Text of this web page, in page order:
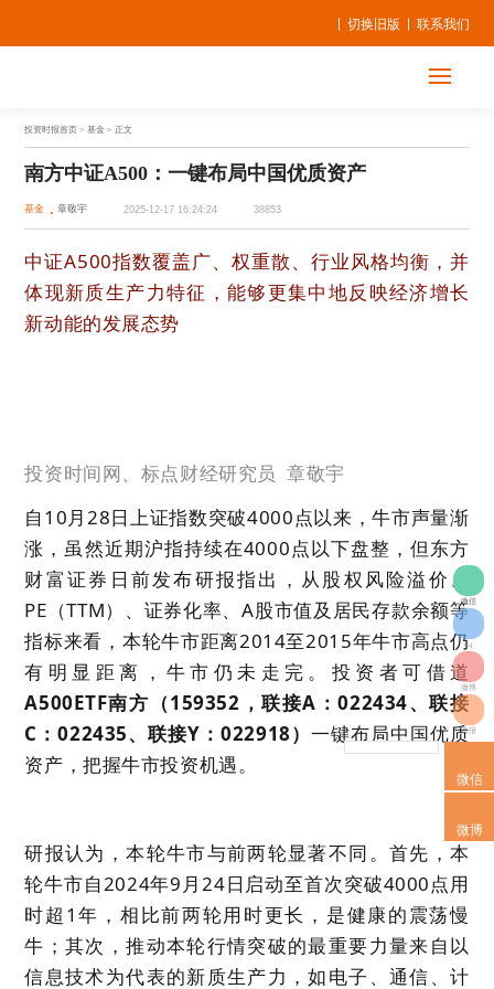
联系我们
切换旧版
投资时报首页 > 基金 > 正文
南方中证A500：一键布局中国优质资产
基金 章敬宇 2025-12-17 16:24:24 38853
微信
qq
微博
海报
中证A500指数覆盖广、权重散、行业风格均衡，并
体现新质生产力特征，能够更集中地反映经济增长
新动能的发展态势
投资时间网、标点财经研究员 章敬宇
自10月28日上证指数突破4000点以来，牛市声量渐
涨，虽然近期沪指持续在4000点以下盘整，但东方
财富证券日前发布研报指出，从股权风险溢价、
PE（TTM）、证券化率、A股市值及居民存款余额等
指标来看，本轮牛市距离2014至2015年牛市高点仍
有明显距离，牛市仍未走完。投资者可借道
A500ETF南方（159352，联接A：022434、联接
C：022435、联接Y：022918）一键布局中国优质
资产，把握牛市投资机遇。
研报认为，本轮牛市与前两轮显著不同。首先，本
轮牛市自2024年9月24日启动至首次突破4000点用
时超1年，相比前两轮用时更长，是健康的震荡慢
牛；其次，推动本轮行情突破的最重要力量来自以
信息技术为代表的新质生产力，如电子、通信、计
微信
微博